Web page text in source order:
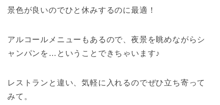
景色が良いのでひと休みするのに最適！
アルコールメニューもあるので、夜景を眺めながらシ
ャンパンを…ということできちゃいます♪
レストランと違い、気軽に入れるのでぜひ立ち寄って
みて。